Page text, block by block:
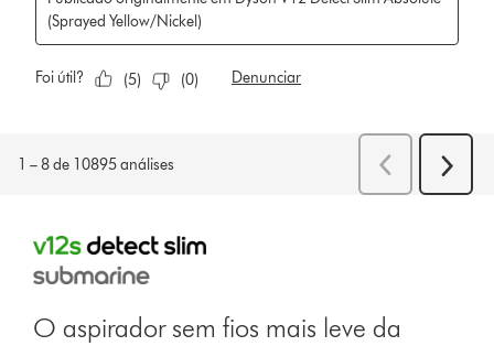
O aspirador sem fios mais leve da